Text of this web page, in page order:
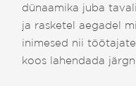
dünaamika juba
ja rasketel aegadel
inimesed nii
koos lahendada